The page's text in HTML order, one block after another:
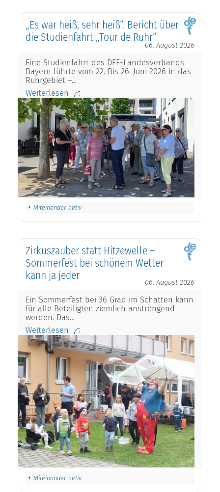
„Es war heiß, sehr heiß“. Bericht über
die Studienfahrt „Tour de Ruhr“
06. August 2026
Eine Studienfahrt des DEF-Landesverbands
Bayern führte vom 22. Bis 26. Juni 2026 in das
Ruhrgebiet –…
Weiterlesen
Miteinander aktiv
Zirkuszauber statt Hitzewelle –
Sommerfest bei schönem Wetter
kann ja jeder
06. August 2026
Ein Sommerfest bei 36 Grad im Schatten kann
für alle Beteiligten ziemlich anstrengend
werden. Das…
Weiterlesen
Miteinander aktiv